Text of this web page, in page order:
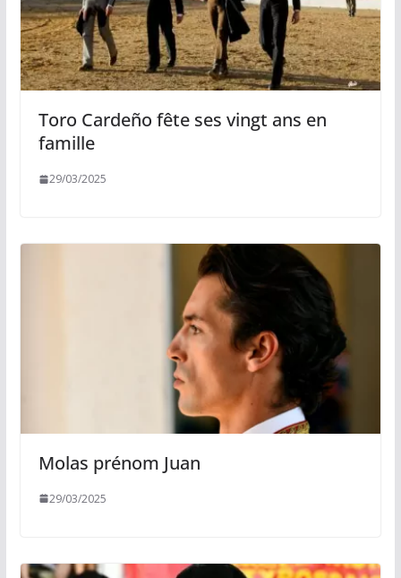
Toro Cardeño fête ses vingt ans en
famille
29/03/2025
Molas prénom Juan
29/03/2025